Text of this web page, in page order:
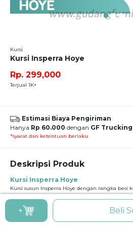
Kursi
Kursi Insperra Hoye
Rp. 299,000
Terjual 1K+
Estimasi Biaya Pengiriman
Hanya Rp 60.000 dengan GF Trucking
*syarat dan ketentuan berlaku
Deskripsi Produk
Kursi Insperra Hoye
Kursi susun Insperra Hoye dengan rangka
dirancang untuk kenyamanan penggunaan
untuk acara seminar, rapat, pelatihan, hingga
gedung pertemuan.
+ Beli